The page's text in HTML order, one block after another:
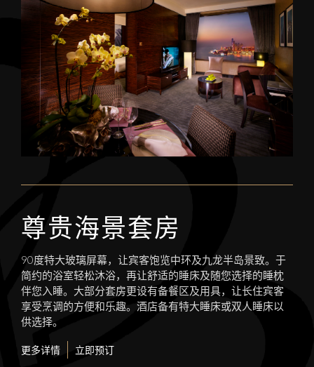
尊贵海景套房
90度特大玻璃屏幕，让宾客饱览中环及九龙半岛景致。于
简约的浴室轻松沐浴，再让舒适的睡床及随您选择的睡枕
伴您入睡。大部分套房更设有备餐区及用具，让长住宾客
享受烹调的方便和乐趣。酒店备有特大睡床或双人睡床以
供选择。
更多详情 立即预订